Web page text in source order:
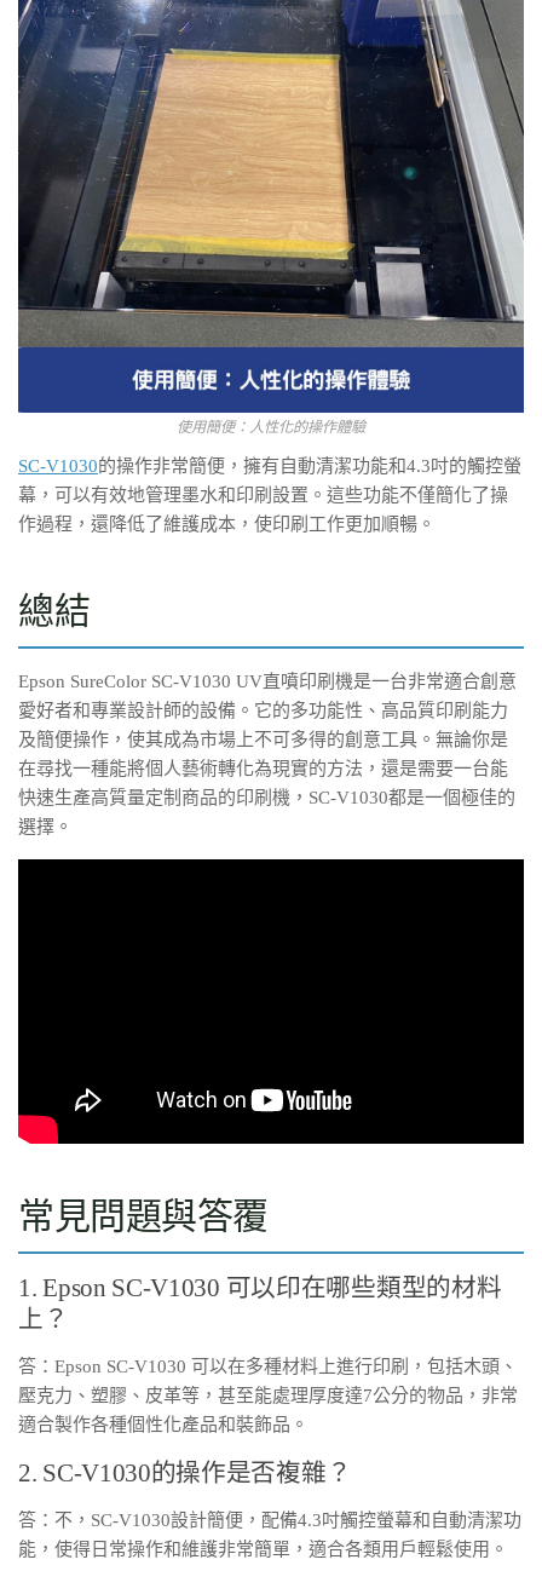
使用簡便：人性化的操作體驗
SC-V1030的操作非常簡便，擁有自動清潔功能和4.3吋的觸控螢
幕，可以有效地管理墨水和印刷設置。這些功能不僅簡化了操
作過程，還降低了維護成本，使印刷工作更加順暢。
總結
Epson SureColor SC-V1030 UV直噴印刷機是一台非常適合創意
愛好者和專業設計師的設備。它的多功能性、高品質印刷能力
及簡便操作，使其成為市場上不可多得的創意工具。無論你是
在尋找一種能將個人藝術轉化為現實的方法，還是需要一台能
快速生產高質量定制商品的印刷機，SC-V1030都是一個極佳的
選擇。
常見問題與答覆
1. Epson SC-V1030 可以印在哪些類型的材料
上？
答：Epson SC-V1030 可以在多種材料上進行印刷，包括木頭、
壓克力、塑膠、皮革等，甚至能處理厚度達7公分的物品，非常
適合製作各種個性化產品和裝飾品。
2. SC-V1030的操作是否複雜？
答：不，SC-V1030設計簡便，配備4.3吋觸控螢幕和自動清潔功
能，使得日常操作和維護非常簡單，適合各類用戶輕鬆使用。